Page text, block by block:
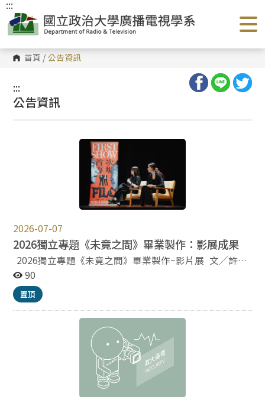
跳
到
主
要
內
容
區 首頁 / 公告資訊
:::
:::
公告資訊
2026-07-07
2026獨立專題《未竟之間》畢業製作：影展成果
心；圖／何梓昊、王彥晴 為延續優良傳統，政大廣電系
於每年下學期末舉行獨立專題畢業影展，由學生自行策
展，展出畢業生之畢業作品。本次影展涵蓋三支劇情片與
一支紀錄片作品，將對外公開放映，鼓勵學生進行作品的
對話與交流。114學年度獨立專題由卓庭伍老師與鍾適芳
老師指導，引導學生在人生轉折的未竟之間，與創作共
的年紀，未完成狀態中，不斷面臨選擇、在創作與實踐的
混沌之中掙扎的自己。 在成為與未成為之間，在離開與
留下之間，在夢想與現實之間，我們持續擺盪，卻始終難
90
置頂